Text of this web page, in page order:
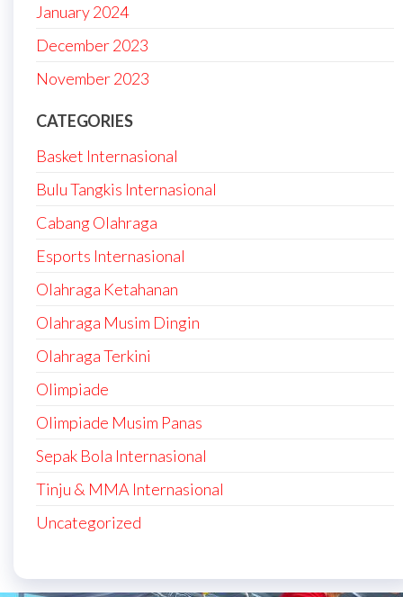
January 2024
December 2023
November 2023
CATEGORIES
Basket Internasional
Bulu Tangkis Internasional
Cabang Olahraga
Esports Internasional
Olahraga Ketahanan
Olahraga Musim Dingin
Olahraga Terkini
Olimpiade
Olimpiade Musim Panas
Sepak Bola Internasional
Tinju & MMA Internasional
Uncategorized